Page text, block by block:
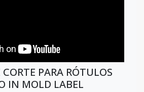
PARA RÓTULOS
IN MOLD LABEL